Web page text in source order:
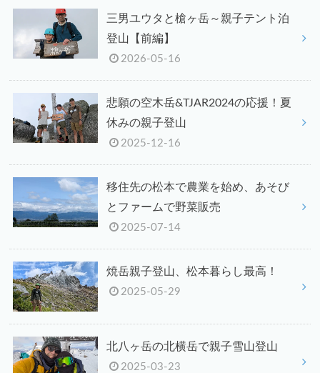
三男ユウタと槍ヶ岳～親子テント泊
登山【前編】
2026-05-16
悲願の空木岳&TJAR2024の応援！夏
休みの親子登山
2025-12-16
移住先の松本で農業を始め、あそび
とファームで野菜販売
2025-07-14
焼岳親子登山、松本暮らし最高！
2025-05-29
北八ヶ岳の北横岳で親子雪山登山
2025-03-23